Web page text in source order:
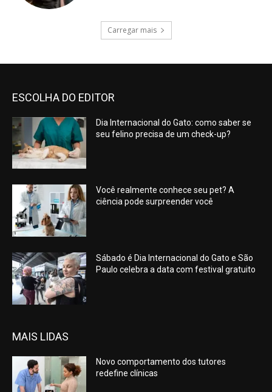
Carregar mais
ESCOLHA DO EDITOR
Dia Internacional do Gato: como saber se
seu felino precisa de um check-up?
Você realmente conhece seu pet? A
ciência pode surpreender você
Sábado é Dia Internacional do Gato e São
Paulo celebra a data com festival gratuito
MAIS LIDAS
Novo comportamento dos tutores
redefine clínicas